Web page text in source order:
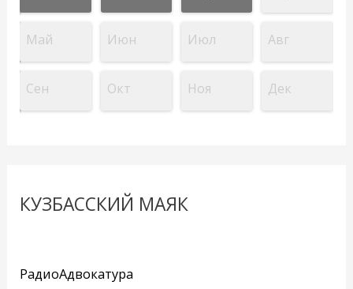
Май Июн Июл Авг
Сен Окт Ноя Дек
КУЗБАССКИЙ МАЯК
РадиоАдвокатура